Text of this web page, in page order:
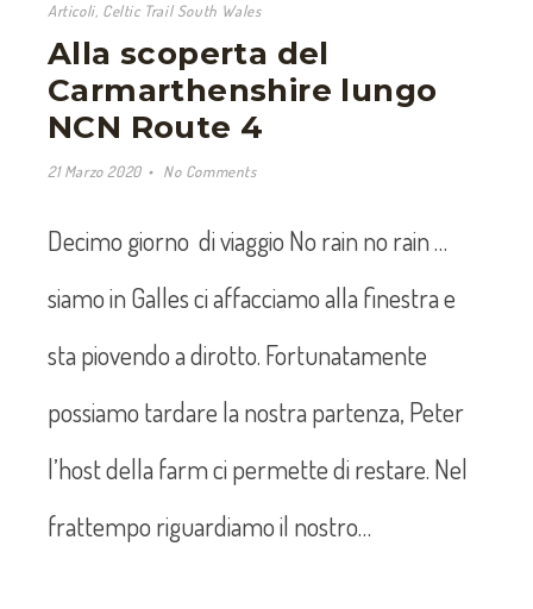
Articoli, Celtic Trail South Wales
Alla scoperta del
Carmarthenshire lungo
NCN Route 4
21 Marzo 2020 No Comments
Decimo giorno di viaggio No rain no rain …
siamo in Galles ci affacciamo alla finestra e
sta piovendo a dirotto. Fortunatamente
possiamo tardare la nostra partenza, Peter
l’host della farm ci permette di restare. Nel
frattempo riguardiamo il nostro…